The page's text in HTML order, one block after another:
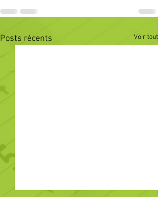
Posts récents Voir tout